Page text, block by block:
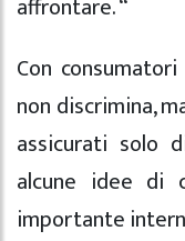
affrontare. “
Con
non discrimina,
assicurati solo
alcune idee di
importante